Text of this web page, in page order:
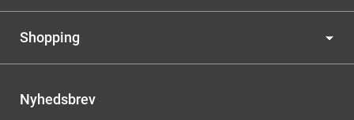
Shopping
Nyhedsbrev